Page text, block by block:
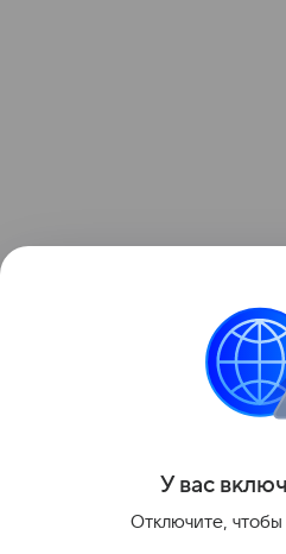
Больше новостей о
происшествиях и
в разделе «Криминал» на
У вас включ
Отключите,